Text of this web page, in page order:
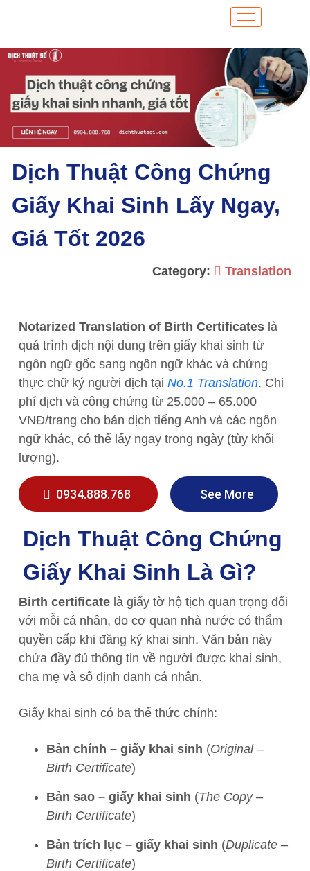
Dịch Thuật Công Chứng
Giấy Khai Sinh Lấy Ngay,
Giá Tốt 2026
Category: Translation
Notarized Translation of Birth Certificates là
quá trình dịch nội dung trên giấy khai sinh từ
ngôn ngữ gốc sang ngôn ngữ khác và chứng
thực chữ ký người dịch tại No.1 Translation. Chi
phí dịch và công chứng từ 25.000 – 65.000
VNĐ/trang cho bản dịch tiếng Anh và các ngôn
ngữ khác, có thể lấy ngay trong ngày (tùy khối
lượng).
0934.888.768 See More
Dịch Thuật Công Chứng
Giấy Khai Sinh Là Gì?
Birth certificate là giấy tờ hộ tịch quan trọng đối
với mỗi cá nhân, do cơ quan nhà nước có thẩm
quyền cấp khi đăng ký khai sinh. Văn bản này
chứa đầy đủ thông tin về người được khai sinh,
cha mẹ và số định danh cá nhân.
Giấy khai sinh có ba thể thức chính:
Bản chính – giấy khai sinh (Original –
Birth Certificate)
Bản sao – giấy khai sinh (The Copy –
Birth Certificate)
Bản trích lục – giấy khai sinh (Duplicate –
Birth Certificate)